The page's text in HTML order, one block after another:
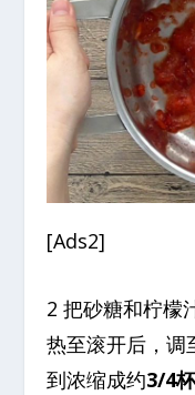
[Ads2]
2 把砂糖和柠檬
热至滚开后，调
到浓缩成约3/4